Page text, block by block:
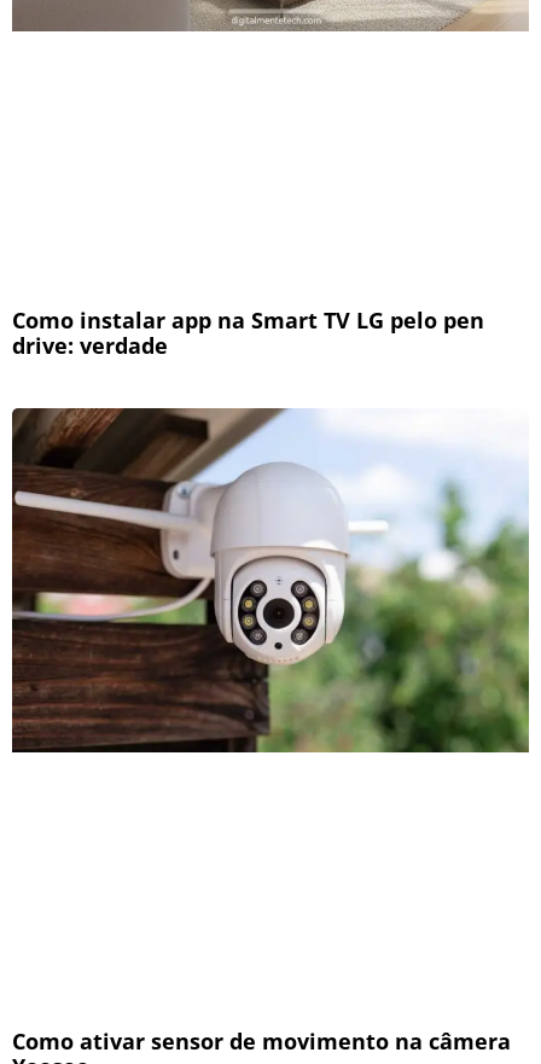
Como instalar app na Smart TV LG pelo pen
drive: verdade
Como ativar sensor de movimento na câmera